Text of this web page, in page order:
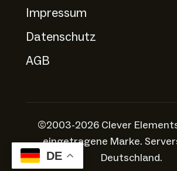
Impressum
Datenschutz
AGB
©2003-2026 Clever
eingetragene Marke.
Deutschland.
DE